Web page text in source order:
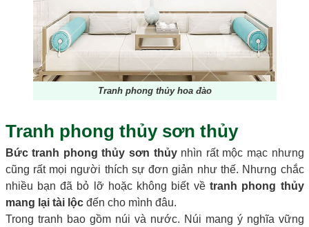
Tranh phong thủy hoa đào
Tranh phong thủy sơn thủy
Bức tranh phong thủy sơn thủynhìn rất mộc mạc nhưng
cũng rất mọi người thích sự đơn giản như thế. Nhưng chắc
nhiều bạn đã bỏ lỡ hoặc không biết về tranh phong thủy
mang lại tài lộcđến cho mình đâu.
Trong tranh bao gồm núi và nước. Núi mang ý nghĩa vững